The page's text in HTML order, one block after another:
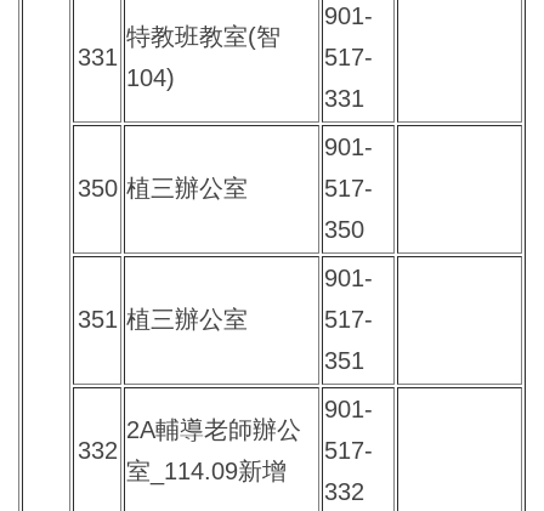
331
特教班教室(智
104)
901-
517-
331
350 植三辦公室
901-
517-
350
351 植三辦公室
901-
517-
351
332
2A輔導老師辦公
室_114.09新增
901-
517-
332